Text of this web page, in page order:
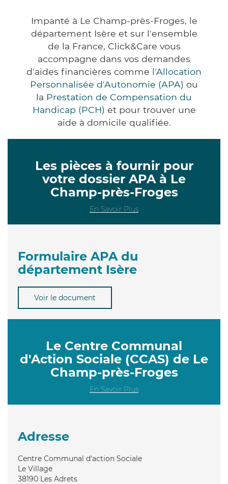
Impanté à Le Champ-près-Froges, le
département Isère et sur l'ensemble
de la France, Click&Care vous
accompagne dans vos demandes
d'aides financières comme l'Allocation
Personnalisée d'Autonomie (APA) ou
la Prestation de Compensation du
Handicap (PCH) et pour trouver une
aide à domicile qualifiée.
Les pièces à fournir pour
votre dossier APA à Le
Champ-près-Froges
En Savoir Plus
Formulaire APA du
département Isère
Voir le document
Le Centre Communal
d'Action Sociale (CCAS) de Le
Champ-près-Froges
En Savoir Plus
Adresse
Centre Communal d'action Sociale
Le Village
38190 Les Adrets